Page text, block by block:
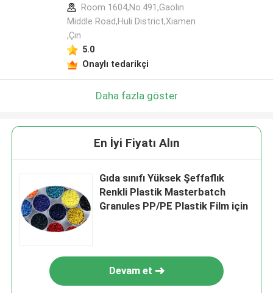
Room 1604,No.491,Gaolin
Middle Road,Huli District,Xiamen
,Çin
5.0
Onaylı tedarikçi
Daha fazla göster
En İyi Fiyatı Alın
Gıda sınıfı Yüksek Şeffaflık
Renkli Plastik Masterbatch
Granules PP/PE Plastik Film için
Devam et